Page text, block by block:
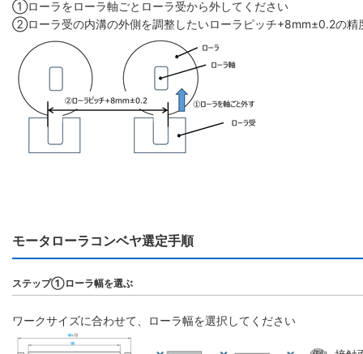
①ローラをローラ軸ごとローラ受から外してください
②ローラ受の内溝の外側を調整したいローラピッチ+8mm±0.2の精
モータローラコンベヤ選定手順
ステップ①ローラ幅を選ぶ
ワークサイズに合わせて、ローラ幅を選択してください